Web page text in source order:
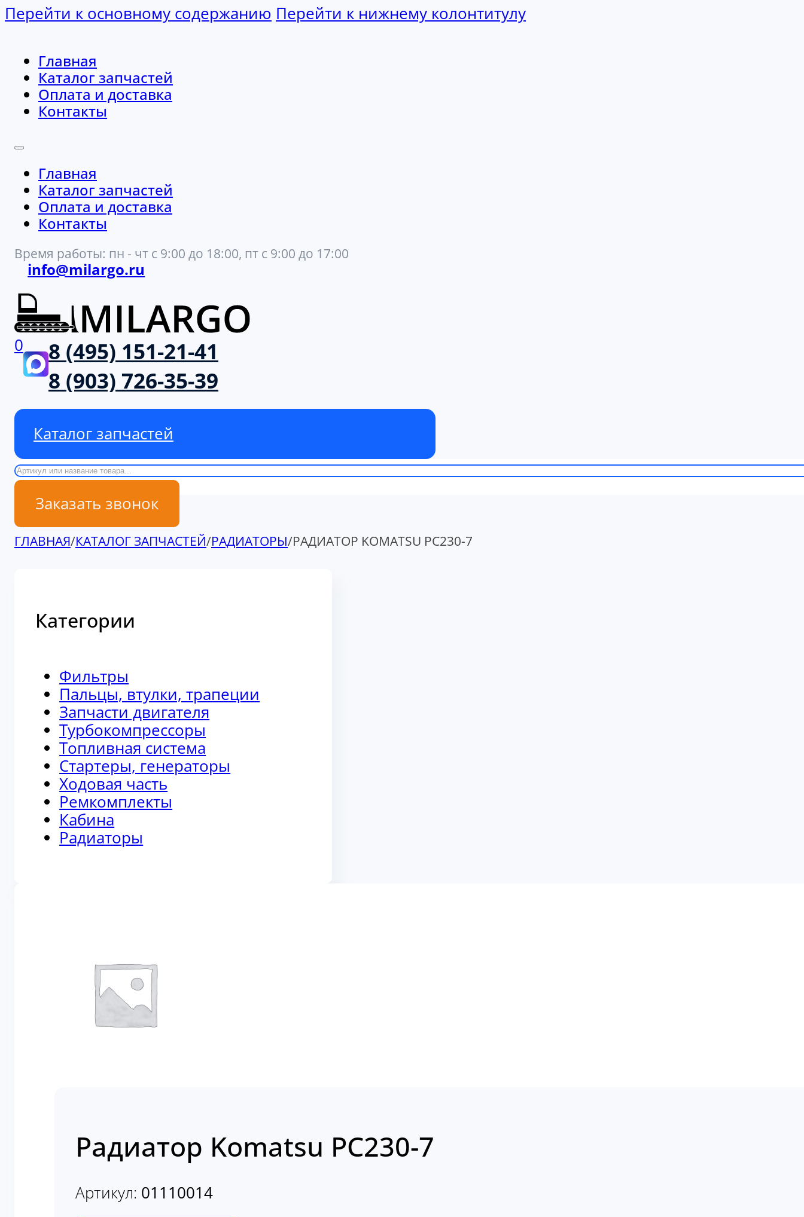
Перейти к основному содержанию Перейти к нижнему колонтитулу
Главная
Каталог запчастей
Оплата и доставка
Контакты
Главная
Каталог запчастей
Оплата и доставка
Контакты
Время работы: пн - чт с 9:00 до 18:00, пт с 9:00 до 17:00
info@milargo.ru
0
8 (495) 151-21-41
8 (903) 726-35-39
Каталог запчастей
Поиск
Заказать звонок
ГЛАВНАЯ/КАТАЛОГ ЗАПЧАСТЕЙ/РАДИАТОРЫ/РАДИАТОР KOMATSU PC230-7
Категории
Фильтры
Пальцы, втулки, трапеции
Запчасти двигателя
Турбокомпрессоры
Топливная система
Стартеры, генераторы
Ходовая часть
Ремкомплекты
Кабина
Радиаторы
Радиатор Komatsu PC230-7
Артикул: 01110014